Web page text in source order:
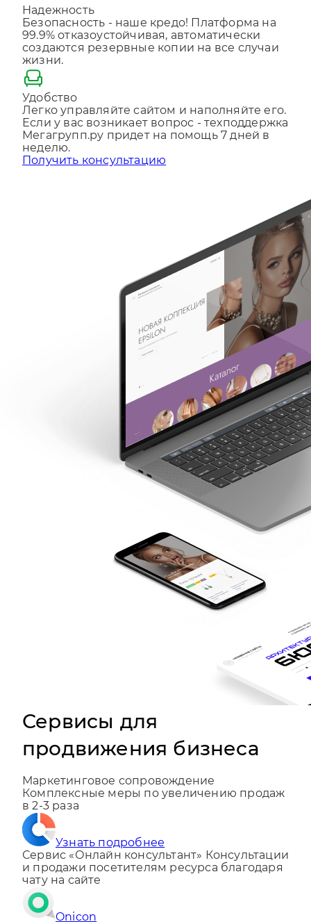
Надежность
Безопасность - наше кредо! Платформа на
99.9% отказоустойчивая, автоматически
создаются резервные копии на все случаи
жизни.
Удобство
Легко управляйте сайтом и наполняйте его.
Если у вас возникает вопрос - техподдержка
Мегагрупп.ру придет на помощь 7 дней в
неделю.
Сервисы для
продвижения бизнеса
Маркетинговое сопровождение
Комплексные меры по увеличению продаж
в 2-3 раза
Узнать подробнее
Сервис «Онлайн консультант»Консультации
и продажи посетителям ресурса благодаря
чату на сайте
Отправляя форму, Вы принимаетеполитику
конфиденциальности